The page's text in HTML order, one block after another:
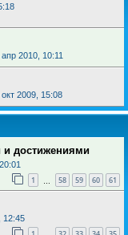
2010, 10:11
2009, 15:08
достижениями
1 58 59 60 61
12:45